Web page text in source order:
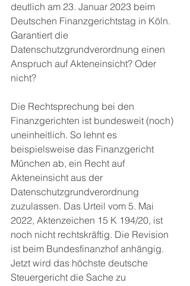
deutlich am 23. Januar 2023 beim
Deutschen Finanzgerichtstag in Köln.
Garantiert die
Datenschutzgrundverordnung einen
Anspruch auf Akteneinsicht? Oder
nicht?
Die Rechtsprechung bei den
Finanzgerichten ist bundesweit (noch)
uneinheitlich. So lehnt es
beispielsweise das Finanzgericht
München ab, ein Recht auf
Akteneinsicht aus der
Datenschutzgrundverordnung
zuzulassen. Das Urteil vom 5. Mai
2022, Aktenzeichen 15 K 194/20, ist
noch nicht rechtskräftig. Die Revision
ist beim Bundesfinanzhof anhängig.
Jetzt wird das höchste deutsche
Steuergericht die Sache zu